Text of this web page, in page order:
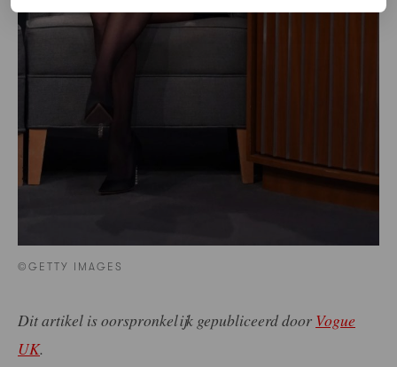
©GETTY IMAGES
Dit artikel is oorspronkelijk gepubliceerd door Vogue
UK.